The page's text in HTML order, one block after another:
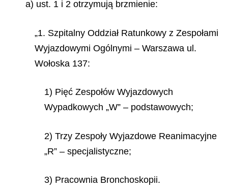
a) ust. 1 i 2 otrzymują brzmienie:
„1. Szpitalny Oddział Ratunkowy z Zespołami
Wyjazdowymi Ogólnymi – Warszawa ul.
Wołoska 137:
1) Pięć Zespołów Wyjazdowych
Wypadkowych „W” – podstawowych;
2) Trzy Zespoły Wyjazdowe Reanimacyjne
„R” – specjalistyczne;
3) Pracownia Bronchoskopii.